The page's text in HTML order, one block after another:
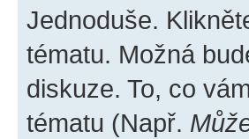
Jednoduše.
tématu. Možná
diskuze. To, co
tématu (Např.